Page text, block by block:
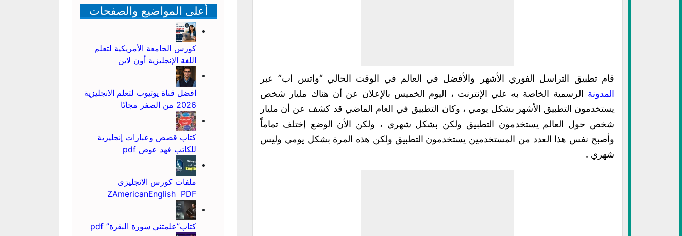
قام تطبيق التراسل الفوري الأشهر والأفضل في العالم في الوقت الحالي “واتس اب” عبر
المدونة الرسمية الخاصة به علي الإنترنت ، اليوم الخميس بالإعلان عن أن هناك مليار شخص
يستخدمون التطبيق الأشهر بشكل يومي ، وكان التطبيق في العام الماضي قد كشف عن أن مليار
شخص حول العالم يستخدمون التطبيق ولكن بشكل شهري ، ولكن الأن الوضع إختلف تماماً
وأصبح نفس هذا العدد من المستخدمين يستخدمون التطبيق ولكن هذه المرة بشكل يومي وليس
شهري .
أعلى المواضيع والصفحات
كورس الجامعة الأمريكية لتعلم
اللغة الإنجليزية أون لاين
افضل قناة يوتيوب لتعلم الانجليزية
2026 من الصفر مجانًا
كتاب قصص وعبارات إنجليزية
للكاتب فهد عوض pdf
ملفات كورس الانجليزى
ZAmericanEnglish PDF
كتاب”علمتني سورة البقرة” pdf